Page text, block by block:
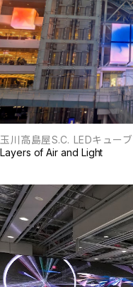
玉川高島屋S.C. LEDキューブ
Layers of Air and Light